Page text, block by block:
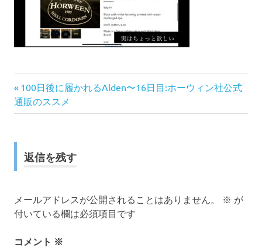
投
稿
ナ
ビ
ー
シ
前
の
記
100日後に履かれるAlden〜16日目:ホーウィン社公式
通販のススメ
返信を残す
メールアドレスが公開されることはありません。 ※ が
付いている欄は必須項目です
コメント ※